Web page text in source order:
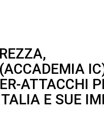
ATTACCHI
E SUE